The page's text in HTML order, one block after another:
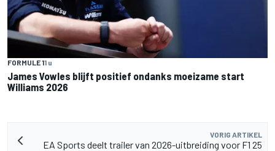
FORMULE 11 u
James Vowles blijft positief ondanks moeizame start
Williams 2026
VORIG ARTIKEL
EA Sports deelt trailer van 2026-uitbreiding voor F1 25